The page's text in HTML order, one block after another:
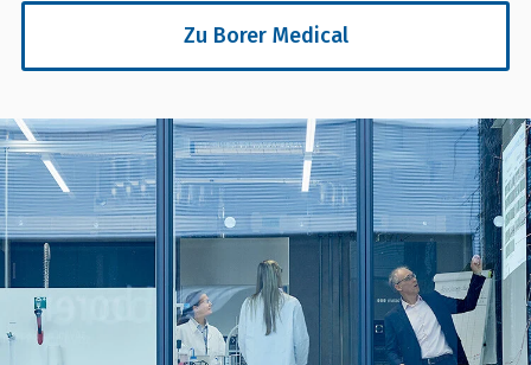
Zu Borer Medical